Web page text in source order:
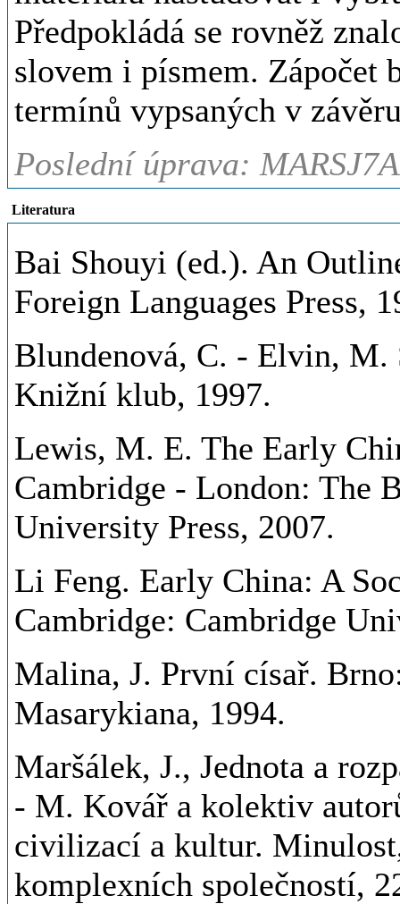
Předpokládá se rovněž
slovem i písmem. Zápočet
termínů vypsaných v
Poslední úprava:
Literatura
Bai Shouyi (ed.). An
Foreign Languages Press,
Blundenová, C. - Elvin, M.
Knižní klub, 1997.
Lewis, M. E. The Early
Cambridge - London: The
University Press, 2007.
Li Feng. Early China: A
Cambridge: Cambridge
Malina, J. První císař.
Masarykiana, 1994.
Maršálek, J., Jednota a
- M. Kovář a kolektiv
civilizací a kultur.
komplexních společností,